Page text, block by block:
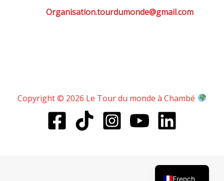
Organisation.tourdumonde@gmail.com
Copyright © 2026 Le Tour du monde à Chambé
French